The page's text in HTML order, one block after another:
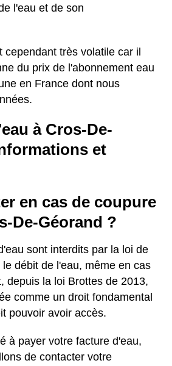
l'eau et de son
cependant très volatile car il
du prix de l'abonnement eau
en France dont nous
à Cros-De-
et
en cas de coupure
De-Géorand ?
sont interdits par la loi de
débit de l'eau, même en cas
depuis la loi Brottes de 2013,
comme un droit fondamental
pouvoir avoir accès.
à payer votre facture d'eau,
de contacter votre